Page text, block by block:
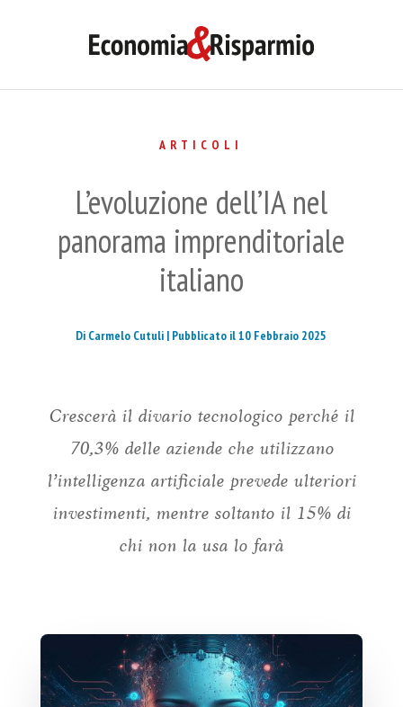
ARTICOLI
L’evoluzione dell’IA nel
panorama imprenditoriale
italiano
Di Carmelo Cutuli | Pubblicato il 10 Febbraio 2025
Crescerà il divario tecnologico perché il
70,3% delle aziende che utilizzano
l’intelligenza artificiale prevede ulteriori
investimenti, mentre soltanto il 15% di
chi non la usa lo farà